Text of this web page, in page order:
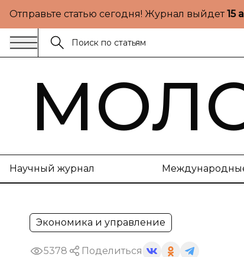
Отправьте статью сегодня! Журнал выйдет15
Научный журнал
Экономика и управление
5378 Поделиться